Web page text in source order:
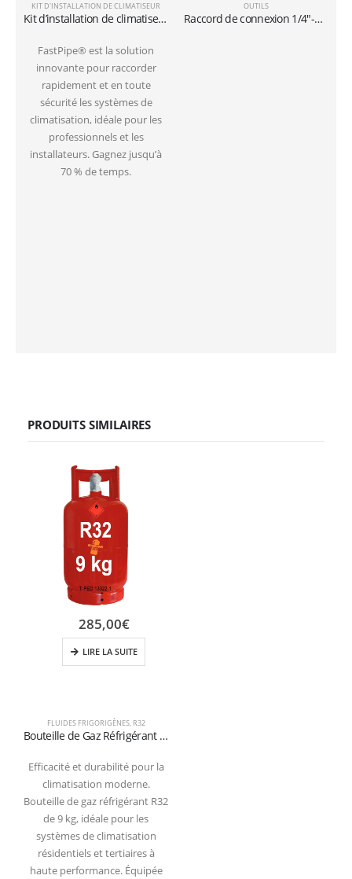
KIT D'INSTALLATION DE CLIMATISEUR
Kit d’installation de climatiseurs au sol avec tuyaux de 3 mètres 1/4″+3/8″SAE
FastPipe® est la solution
innovante pour raccorder
rapidement et en toute
sécurité les systèmes de
climatisation, idéale pour les
professionnels et les
installateurs. Gagnez jusqu’à
70 % de temps.
OUTILS
Raccord de connexion 1/4″-5/16″
PRODUITS SIMILAIRES
FLUIDES FRIGORIGÈNES, R32
Bouteille de Gaz Réfrigérant R32 – 9 kg (Vanne W21,7 × 1/14″ Gauche) – Rechargeable
Efficacité et durabilité pour la
climatisation moderne.
Bouteille de gaz réfrigérant R32
de 9 kg, idéale pour les
systèmes de climatisation
résidentiels et tertiaires à
haute performance. Équipée
285,00€
LIRE LA SUITE